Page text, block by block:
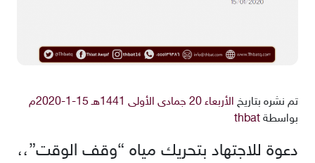
تم نشره بتاريخ الأربعاء 20 جمادى الأولى 1441هـ 15-1-2020م
بواسطة thbat
دعوة للاجتهاد بتحريك مياه “وقف الوقت”،،